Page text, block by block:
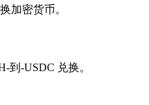
加密货币。
到-USDC 兑换。